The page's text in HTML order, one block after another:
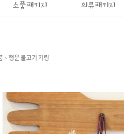
소품패키지 의류패키지
> 행운 물고기 키링